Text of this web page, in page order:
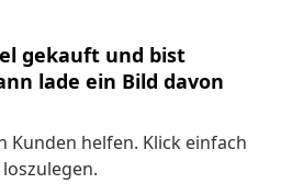
gekauft und bist
lade ein Bild davon
Kunden helfen. Klick einfach